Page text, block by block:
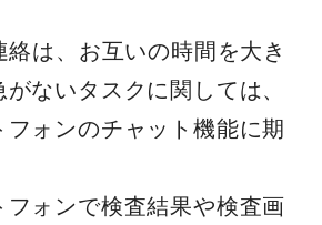
絡は、お互いの時間を大き
ないタスクに関しては、
フォンのチャット機能に期
フォンで検査結果や検査画